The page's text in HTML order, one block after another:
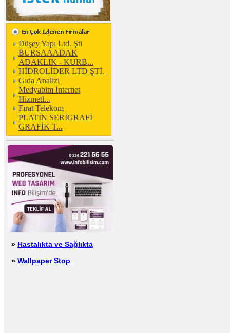
Düşey Yapı Ltd. Şti
BURSAAADAK
ADAKLIK - KURB...
HİDROLİDER LTD ŞTİ.
Gıda Analizi
Medyabim Internet
Hizmetl...
Fırat Telekom
PLATİN SERİGRAFİ
GRAFİK T...
» Hastalıkta ve Sağlıkta
» Wallpaper Stop